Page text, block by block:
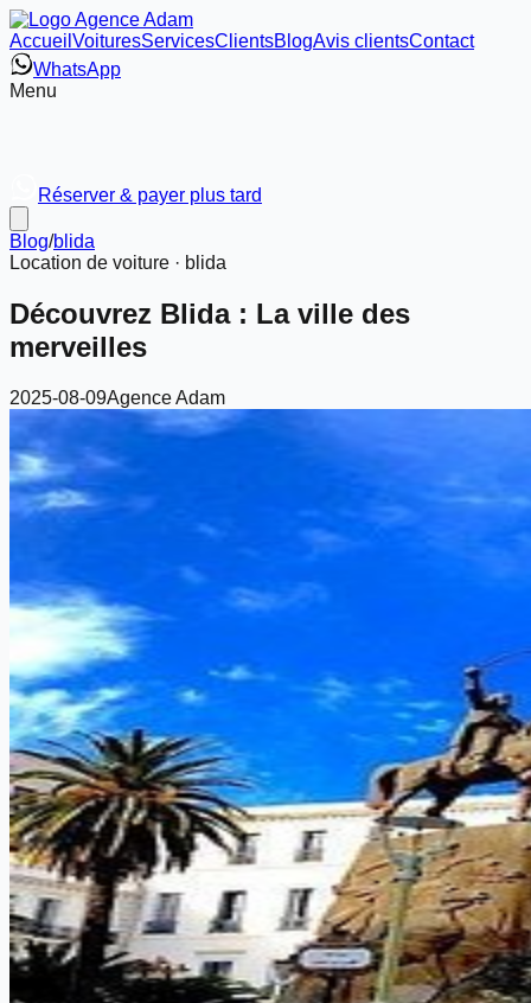
Accueil VoituresServicesClientsBlogAvis clientsContact
WhatsApp
Menu
Réserver & payer plus tard
Blog/blida
Location de voiture · blida
Découvrez Blida : La ville des
merveilles
2025-08-09Agence Adam